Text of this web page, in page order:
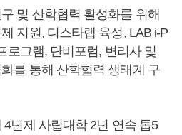
및 산학협력 활성화를 위해
지원, 디스타랩 육성, LAB i-P
로그램, 단비포럼, 변리사 및
를 통해 산학협력 생태계 구
년제 사립대학 2년 연속 톱5